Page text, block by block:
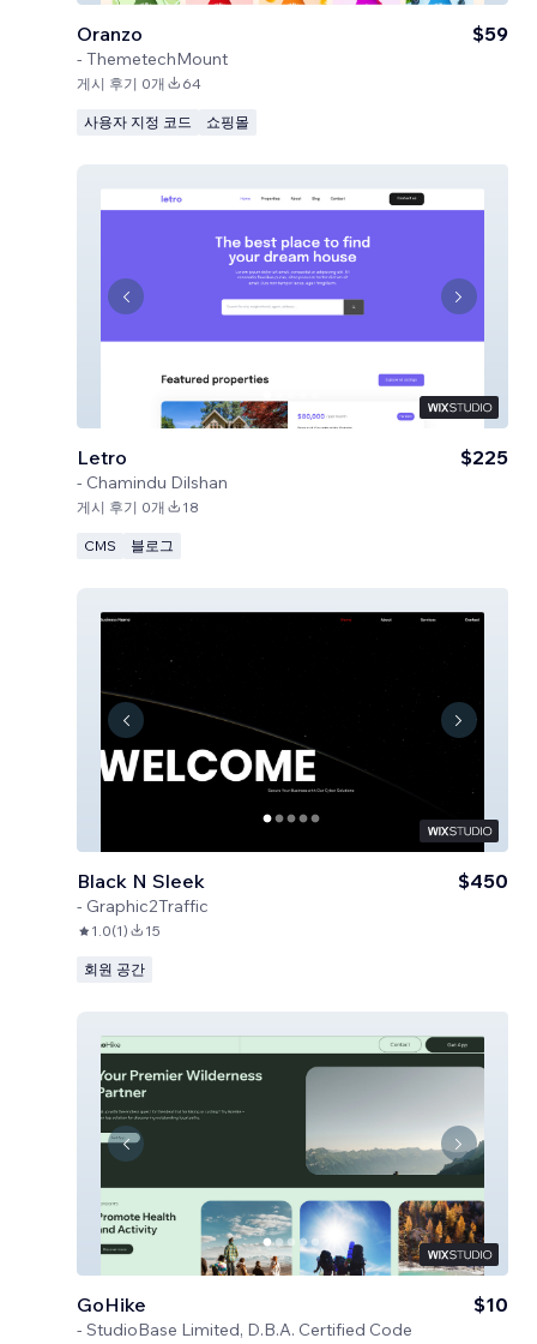
Oranzo
- ThemetechMount
$59
게시 후기 0개 64
사용자 지정 코드 쇼핑몰
Letro
- Chamindu Dilshan
$225
게시 후기 0개 18
CMS 블로그
Black N Sleek
- Graphic2Traffic
$450
1.0(1) 15
회원 공간
GoHike
- StudioBase Limited, D.B.A. Certified Code
$10